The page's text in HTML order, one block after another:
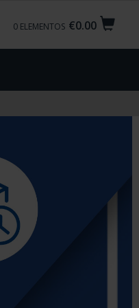
€0.00
0 ELEMENTOS